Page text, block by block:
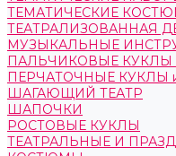
ТЕМАТИЧЕСКИЕ
ТЕАТРАЛИЗОВАННАЯ
МУЗЫКАЛЬНЫЕ
ПАЛЬЧИКОВЫЕ КУКЛЫ
ПЕРЧАТОЧНЫЕ КУКЛЫ
ШАГАЮЩИЙ ТЕАТР
ШАПОЧКИ
РОСТОВЫЕ КУКЛЫ
ТЕАТРАЛЬНЫЕ И